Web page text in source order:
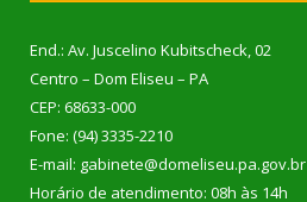
End.: Av. Juscelino Kubitscheck, 02
Centro – Dom Eliseu – PA
CEP: 68633-000
Fone: (94) 3335-2210
E-mail: gabinete@domeliseu.pa.gov.br
Horário de atendimento: 08h às 14h